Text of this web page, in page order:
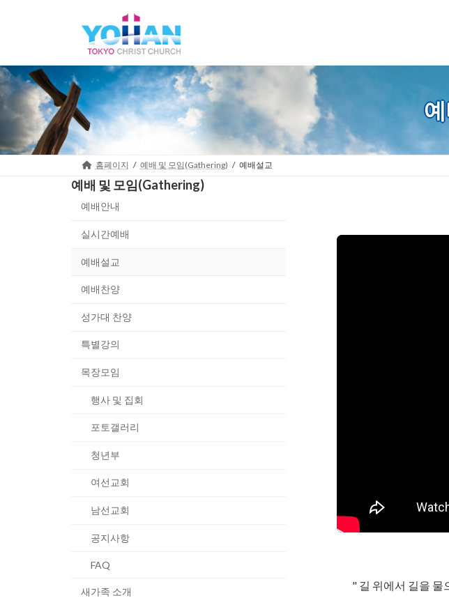
홈페이지 예배 및 모임(Gathering) 예배설교
" 길 위에서 길을 물
예배 및 모임(Gathering)
예배안내
실시간예배
예배설교
예배찬양
성가대 찬양
특별강의
목장모임
행사 및 집회
포토갤러리
청년부
여선교회
남선교회
공지사항
FAQ
새가족 소개